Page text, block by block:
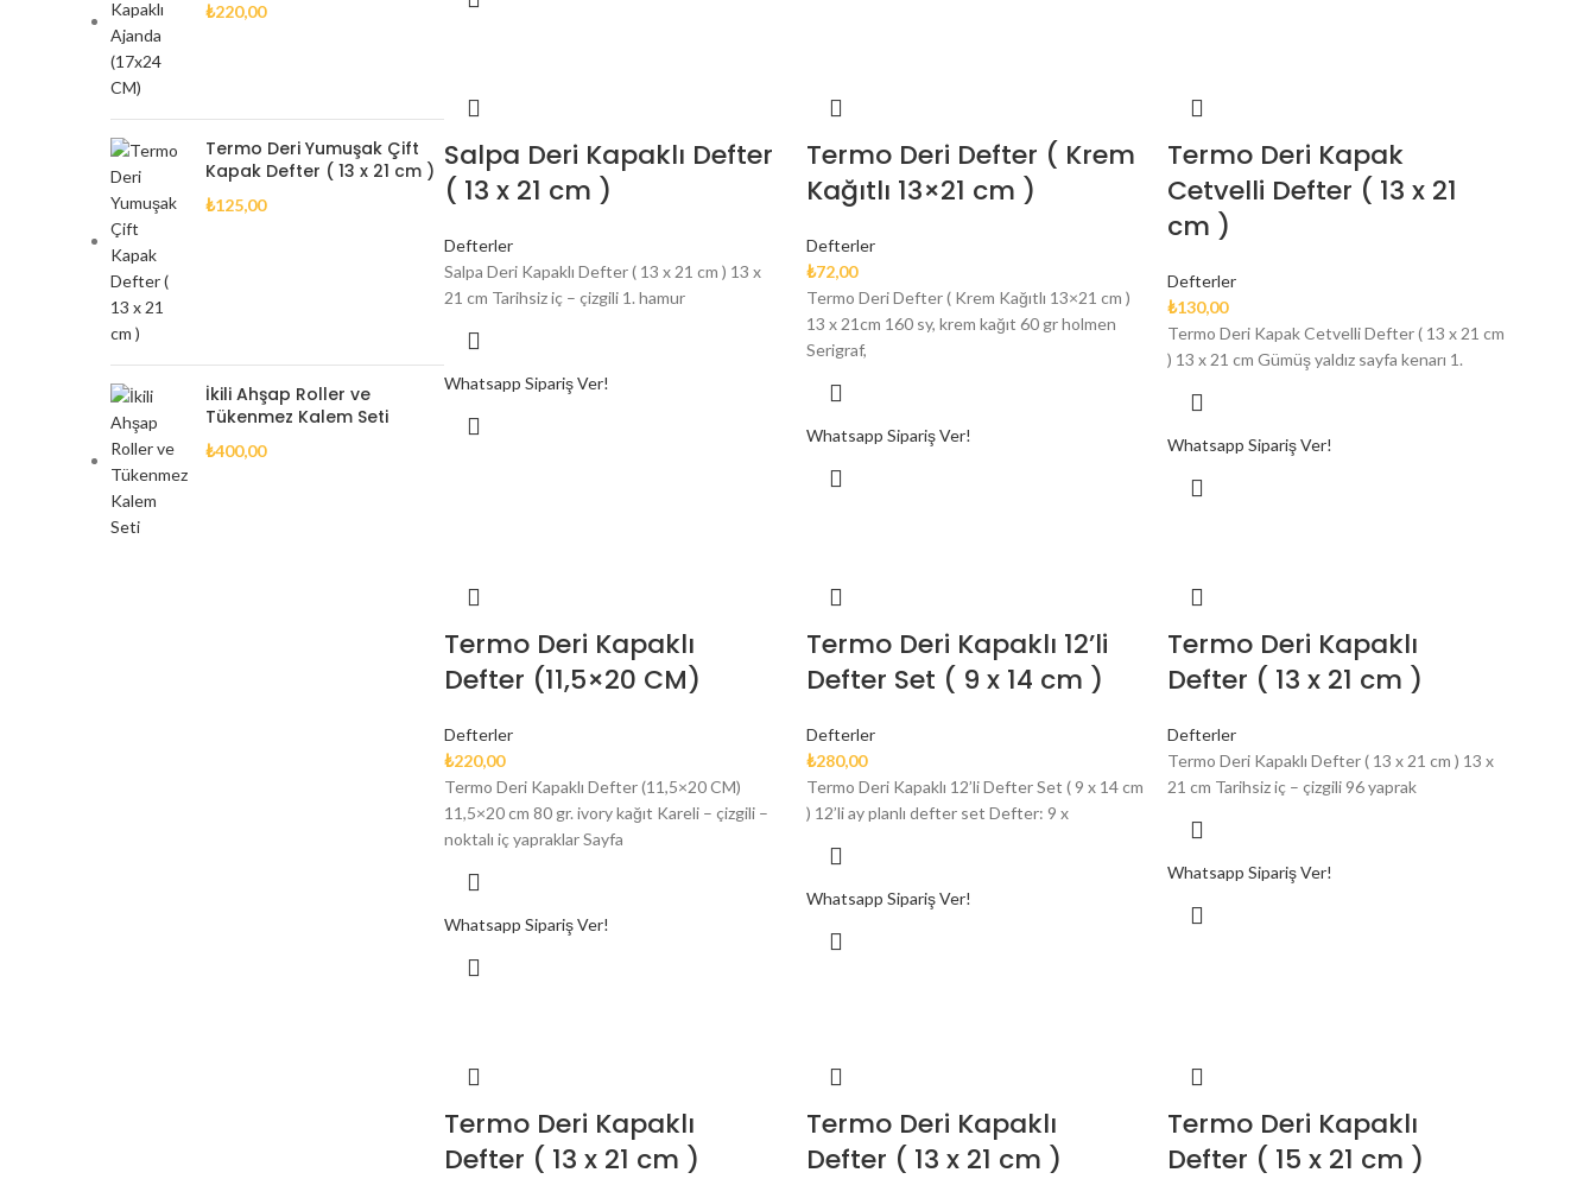
₺220,00
Termo Deri Yumuşak Çift
Kapak Defter ( 13 x 21 cm )
₺125,00
İkili Ahşap Roller ve
Tükenmez Kalem Seti
₺400,00
Salpa Deri Kapaklı Defter
( 13 x 21 cm )
Defterler
Salpa Deri Kapaklı Defter ( 13 x 21 cm ) 13 x
21 cm Tarihsiz iç – çizgili 1. hamur
Whatsapp Sipariş Ver!
Termo Deri Defter ( Krem
Kağıtlı 13×21 cm )
Defterler
₺72,00
Termo Deri Defter ( Krem Kağıtlı 13×21 cm )
13 x 21cm 160 sy, krem kağıt 60 gr holmen
Serigraf,
Whatsapp Sipariş Ver!
Termo Deri Kapak
Cetvelli Defter ( 13 x 21
cm )
Defterler
₺130,00
Termo Deri Kapak Cetvelli Defter ( 13 x 21 cm
) 13 x 21 cm Gümüş yaldız sayfa kenarı 1.
Whatsapp Sipariş Ver!
Termo Deri Kapaklı
Defter (11,5×20 CM)
Defterler
₺220,00
Termo Deri Kapaklı Defter (11,5×20 CM)
11,5×20 cm 80 gr. ivory kağıt Kareli – çizgili –
noktalı iç yapraklar Sayfa
Whatsapp Sipariş Ver!
Termo Deri Kapaklı 12’li
Defter Set ( 9 x 14 cm )
Defterler
₺280,00
Termo Deri Kapaklı 12’li Defter Set ( 9 x 14 cm
) 12’li ay planlı defter set Defter: 9 x
Whatsapp Sipariş Ver!
Termo Deri Kapaklı
Defter ( 13 x 21 cm )
Defterler
Termo Deri Kapaklı Defter ( 13 x 21 cm ) 13 x
21 cm Tarihsiz iç – çizgili 96 yaprak
Whatsapp Sipariş Ver!
Termo Deri Kapaklı
Defter ( 13 x 21 cm )
Termo Deri Kapaklı
Defter ( 13 x 21 cm )
Termo Deri Kapaklı
Defter ( 15 x 21 cm )